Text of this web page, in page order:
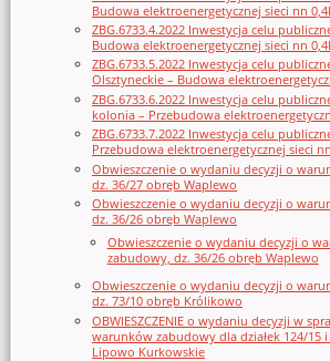
Budowa elektroenergetycznej sieci nn
ZBG.6733.4.2022 Inwestycja celu
Budowa elektroenergetycznej sieci nn
ZBG.6733.5.2022 Inwestycja celu
Olsztyneckie – Budowa
ZBG.6733.6.2022 Inwestycja celu
kolonia – Przebudowa
ZBG.6733.7.2022 Inwestycja celu
Przebudowa elektroenergetycznej sieci
Obwieszczenie o wydaniu decyzji o
dz. 36/27 obręb Waplewo
Obwieszczenie o wydaniu decyzji o
dz. 36/26 obręb Waplewo
Obwieszczenie o wydaniu decyzji o
zabudowy, dz. 36/26 obręb Waplewo
Obwieszczenie o wydaniu decyzji o
dz. 73/10 obręb Królikowo
OBWIESZCZENIE o wydaniu decyzji w
warunków zabudowy dla działek 124/15
Lipowo Kurkowskie